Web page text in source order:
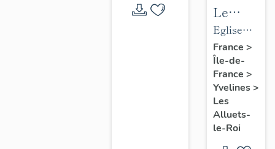
Le
mobilier
de
l'église
Saint-
Nicolas
Eglise
paroissiale
Saint-
Nicolas
France >
Île-de-
France >
Yvelines>
Les
Alluets-
le-Roi